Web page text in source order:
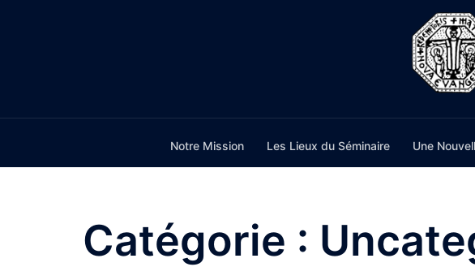
Notre Mission Les Lieux du Séminaire Une
Catégorie :